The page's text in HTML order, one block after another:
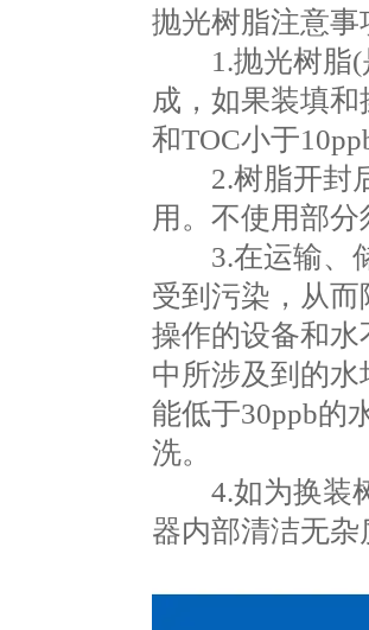
抛光树脂注意事
1.抛光树脂(是
成，如果装填
和TOC小于
2.树脂开封后
用。不使用部
3.在运输、储
受到污染，从
操作的设备和
中所涉及到的
能低于30ppb的
洗。
4.如为换装树
器内部清洁无杂